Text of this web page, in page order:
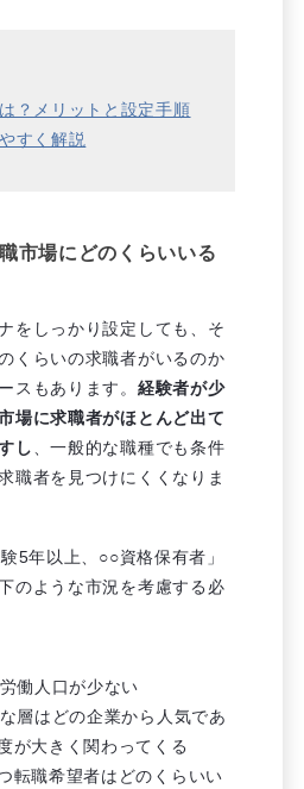
？メリットと設定手順
すく解説
市場にどのくらいいる
をしっかり設定しても、そ
くらいの求職者がいるのか
スもあります。 経験者が少
場に求職者がほとんど出て
し、一般的な職種でも条件
職者を見つけにくくなりま
5年以上、○○資格保有者」
のような市況を考慮する必
働人口が少ない
層はどの企業から人気であ
が大きく関わってくる
転職希望者はどのくらいい